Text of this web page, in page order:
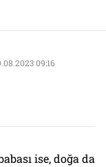
09:16
ise, doğa da